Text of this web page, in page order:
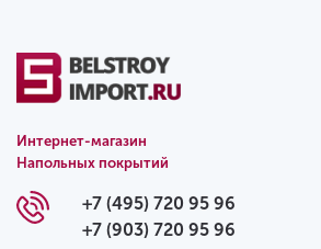
Интернет-магазин
Напольных покрытий
+7 (495) 720 95 96
+7 (903) 720 95 96